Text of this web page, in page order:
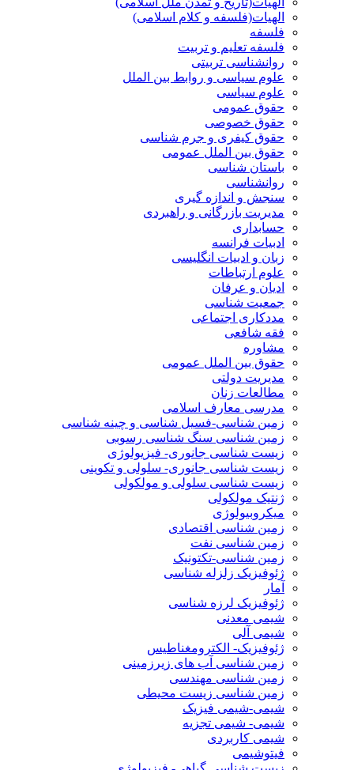
الهیات(فلسفه و کلام اسلامی)
فلسفه
فلسفه تعلیم و تربیت
روانشناسی تربیتی
علوم سیاسی و روابط بین الملل
علوم سیاسی
حقوق عمومی
حقوق خصوصی
حقوق کیفری و جرم شناسی
حقوق بین الملل عمومی
باستان شناسی
روانشناسی
سنجش و اندازه گیری
مدیریت بازرگانی و راهبردی
حسابداری
ادبیات فرانسه
زبان و ادبیات انگلیسی
علوم ارتباطات
ادیان و عرفان
جمعیت شناسی
مددکاری اجتماعی
فقه شافعی
مشاوره
حقوق بین الملل عمومی
مدیریت دولتی
مطالعات زنان
مدرسی معارف اسلامی
زمین شناسی-فسیل شناسی و چینه شناسی
زمین شناسی سنگ شناسی رسوبی
زیست شناسی جانوری- فیزیولوژی
زیست شناسی جانوری- سلولی و تکوینی
زیست شناسی سلولی و مولکولی
ژنتیک مولکولی
میکروبیولوژی
زمین شناسی اقتصادی
زمین شناسی نفت
زمین شناسی-تکتونیک
ژئوفیزیک زلزله شناسی
آمار
ژئوفیزیک لرزه شناسی
شیمی معدنی
شیمی آلی
ژئوفیزیک- الکترومغناطیس
زمین شناسی آب های زیرزمینی
زمین شناسی مهندسی
زمین شناسی زیست محیطی
شیمی-شیمی فیزیک
شیمی- شیمی تجزیه
شیمی کاربردی
فیتوشیمی